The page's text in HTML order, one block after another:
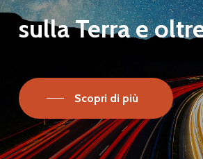
sullaTerrae
Scopri di più